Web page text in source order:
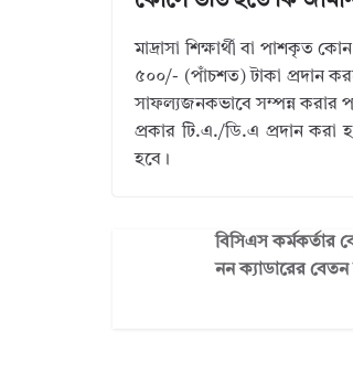
মাদ্রাসা শিক্ষার্থী বা পাশকৃত
৫০০/- (পাঁচশত) টাকা প্রদান
সাফল্যজনকভাবে সম্পন্ন করার
প্রকার টি.এ./ডি.এ প্রদান করা
হবে।
বিসিএস
নন ক্যাডারের